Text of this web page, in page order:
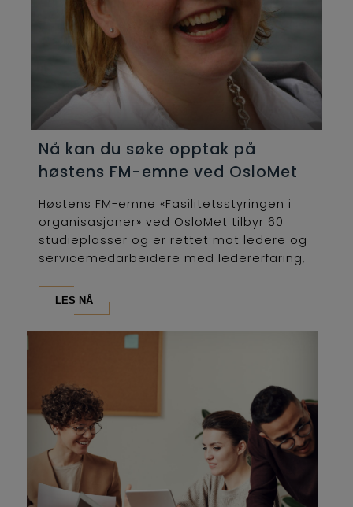
Nå kan du søke opptak på
høstens FM-emne ved OsloMet
Høstens FM-emne «Fasilitetsstyringen i
organisasjoner» ved OsloMet tilbyr 60
studieplasser og er rettet mot ledere og
servicemedarbeidere med ledererfaring,
LES NÅ